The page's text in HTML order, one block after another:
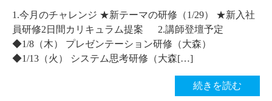
1.今月のチャレンジ ★新テーマの研修（1/29） ★新入社
員研修2日間カリキュラム提案 2.講師登壇予定
◆1/8（木） プレゼンテーション研修（大森）
◆1/13（火） システム思考研修（大森[…]
続きを読む